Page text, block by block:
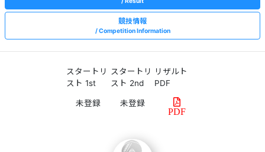
競技情報
Competition Information
スタートリ
スト 1st
スタートリ
スト 2nd
リザルト
PDF
PDF